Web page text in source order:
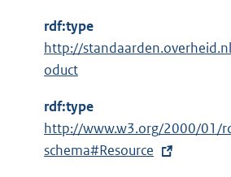
rdf:type
http://
oduct
rdf:type
E
x
http://www.w3.org/2000/01/
schema#Resource